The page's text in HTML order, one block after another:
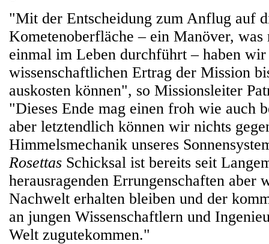
"Mit der Entscheidung zum Anflug auf
Kometenoberfläche – ein Manöver,
einmal im Leben durchführt – haben wir
wissenschaftlichen Ertrag der Mission
auskosten können", so Missionsleiter
"Dieses Ende mag einen froh wie auch
aber letztendlich können wir nichts
Himmelsmechanik unseres
Rosettas Schicksal ist bereits seit
herausragenden Errungenschaften aber
Nachwelt erhalten bleiben und der
an jungen Wissenschaftlern und
Welt zugutekommen."